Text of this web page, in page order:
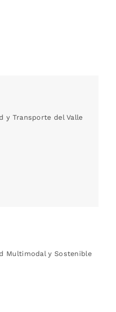
y Transporte del Valle
Multimodal y Sostenible